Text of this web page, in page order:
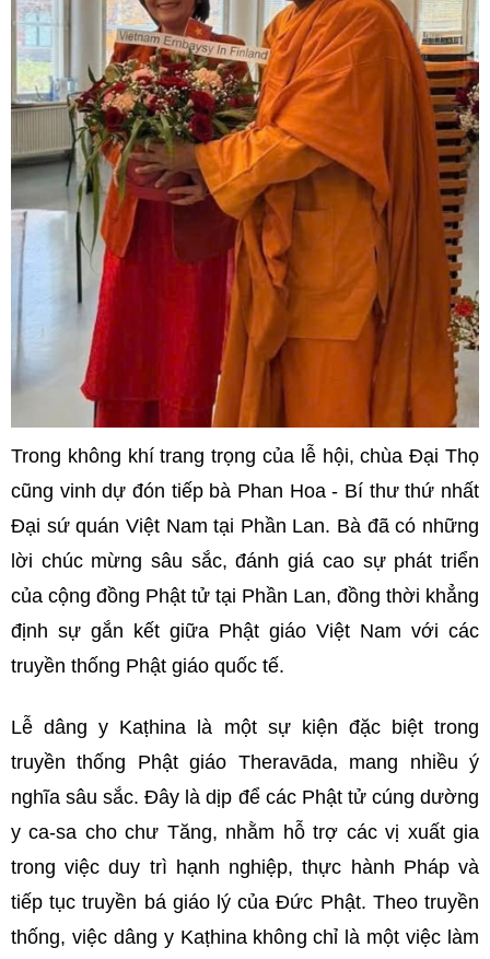
Trong không khí trang trọng của lễ hội, chùa Đại Thọ
cũng vinh dự đón tiếp bà Phan Hoa - Bí thư thứ nhất
Đại sứ quán Việt Nam tại Phần Lan. Bà đã có những
lời chúc mừng sâu sắc, đánh giá cao sự phát triển
của cộng đồng Phật tử tại Phần Lan, đồng thời khẳng
định sự gắn kết giữa Phật giáo Việt Nam với các
truyền thống Phật giáo quốc tế.
Lễ dâng y Kaṭhina là một sự kiện đặc biệt trong
truyền thống Phật giáo Theravāda, mang nhiều ý
nghĩa sâu sắc. Đây là dịp để các Phật tử cúng dường
y ca-sa cho chư Tăng, nhằm hỗ trợ các vị xuất gia
trong việc duy trì hạnh nghiệp, thực hành Pháp và
tiếp tục truyền bá giáo lý của Đức Phật. Theo truyền
thống, việc dâng y Kaṭhina không chỉ là một việc làm